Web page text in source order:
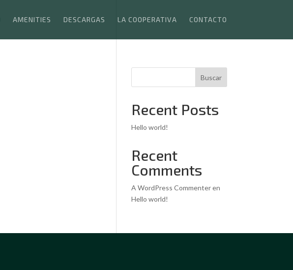
AMENITIES DESCARGAS LA COOPERATIVA CONTACTO
Buscar
Recent Posts
Hello world!
Recent
Comments
A WordPress Commenteren
Hello world!